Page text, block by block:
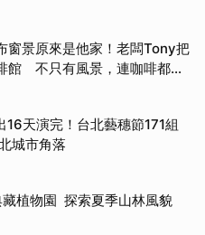
窗景原來是他家！老闆Tony把
館 不只有風景，連咖啡都好
天演完！台北藝穗節171組
城市角落
植物園 探索夏季山林風貌